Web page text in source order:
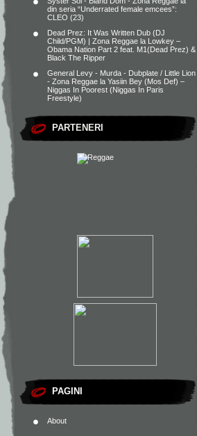
din seria “Underrated female emcees”:
CLEO (23)
Dead Prez: It Was Written Dub (DJ
Child/PGM) | Zona Reggae la Lowkey –
Obama Nation Part 2 feat. M1(Dead Prez) &
Black The Ripper
General Levy - Murda - Dubplate / Little Lion
- Zona Reggae la Yasiin Bey (Mos Def) –
Niggas In Poorest (Niggas In Paris
Freestyle)
PARTENERI
PAGINI
About